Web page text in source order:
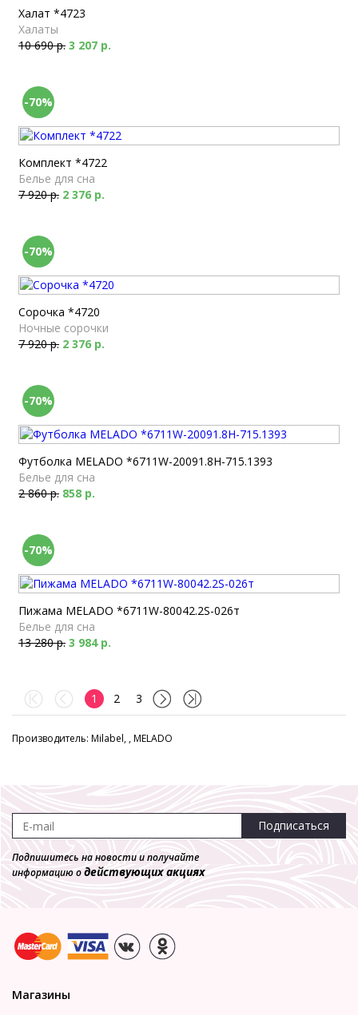
Халат *4723
Халаты
10 690 р. 3 207 р.
-70%
Комплект *4722
Белье для сна
7 920 р. 2 376 р.
-70%
Сорочка *4720
Ночные сорочки
7 920 р. 2 376 р.
-70%
Футболка MELADO *6711W-20091.8H-715.1393
Белье для сна
2 860 р. 858 р.
-70%
Пижама MELADO *6711W-80042.2S-026т
Белье для сна
13 280 р. 3 984 р.
1 2 3
Производитель: Milabel, , MELADO
Подписаться
Подпишитесь на новости и получайте
информацию одействующих акциях
Магазины